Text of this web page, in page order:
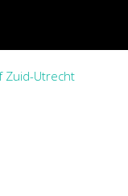
Zuid-Utrecht